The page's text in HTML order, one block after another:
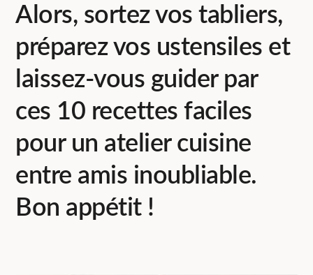
Alors, sortez vos tabliers,
préparez vos ustensiles et
laissez-vous guider par
ces 10 recettes faciles
pour un atelier cuisine
entre amis inoubliable.
Bon appétit !